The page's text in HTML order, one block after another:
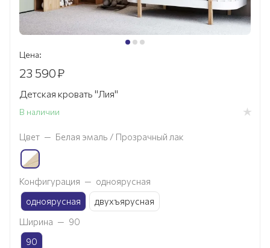
Цена:
23 590₽
Детская кровать "Лия"
В наличии
Цвет — Белая эмаль / Прозрачный лак
Конфигурация — одноярусная
одноярусная
двухъярусная
Ширина — 90
90